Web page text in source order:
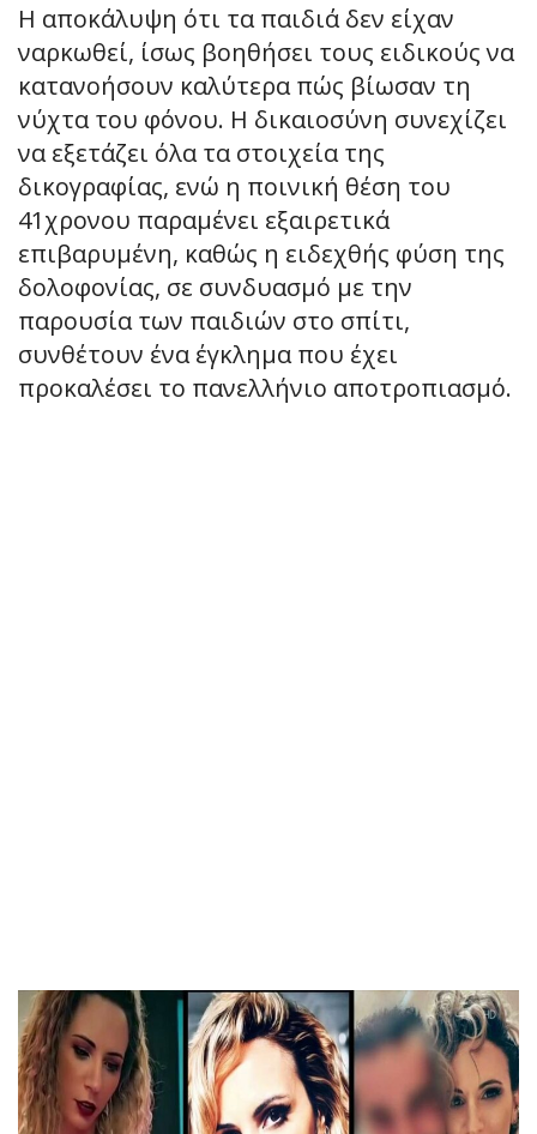
Η αποκάλυψη ότι τα παιδιά δεν είχαν
ναρκωθεί, ίσως βοηθήσει τους ειδικούς να
κατανοήσουν καλύτερα πώς βίωσαν τη
νύχτα του φόνου. Η δικαιοσύνη συνεχίζει
να εξετάζει όλα τα στοιχεία της
δικογραφίας, ενώ η ποινική θέση του
41χρονου παραμένει εξαιρετικά
επιβαρυμένη, καθώς η ειδεχθής φύση της
δολοφονίας, σε συνδυασμό με την
παρουσία των παιδιών στο σπίτι,
συνθέτουν ένα έγκλημα που έχει
προκαλέσει το πανελλήνιο αποτροπιασμό.